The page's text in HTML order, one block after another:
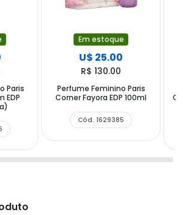
Paris
EDP
Em estoque
U$ 25.00
R$ 130.00
Perfume Feminino Paris
Corner Fayora EDP 100ml
Cód. 1629385